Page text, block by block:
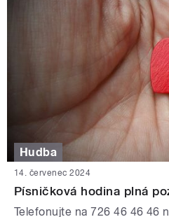
Hudba
14. červenec 2024
Písničková hodina plná
Telefonujte na 726 46 46 46